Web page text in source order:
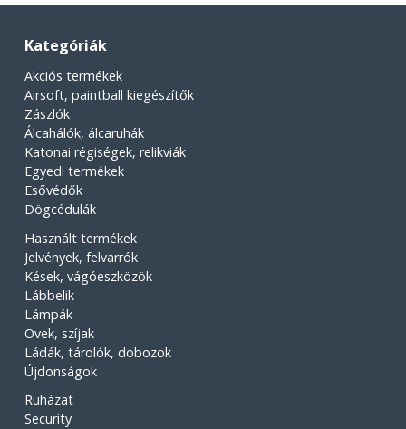
Kategóriák
Akciós termékek
Airsoft, paintball kiegészítők
Zászlók
Álcahálók, álcaruhák
Katonai régiségek, relikviák
Egyedi termékek
Esővédők
Dögcédulák
Használt termékek
Jelvények, felvarrók
Kések, vágóeszközök
Lábbelik
Lámpák
Övek, szíjak
Ládák, tárolók, dobozok
Újdonságok
Ruházat
Security